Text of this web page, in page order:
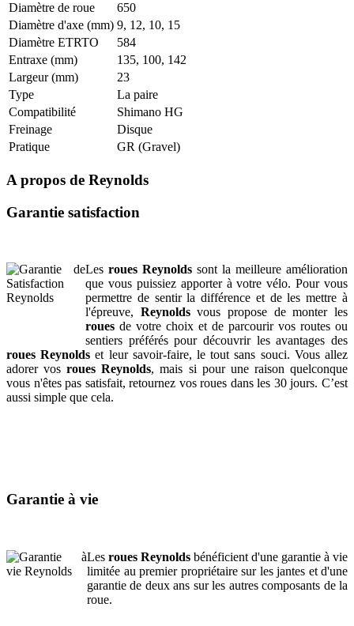
Diamètre de roue
650
Diamètre d'axe (mm) 9, 12, 10, 15
Diamètre ETRTO
584
Entraxe (mm)
135, 100, 142
Largeur (mm)
23
Type
La paire
Compatibilité
Shimano HG
Freinage
Disque
Pratique
GR (Gravel)
A propos de Reynolds
Garantie satisfaction
Les roues Reynolds sont la meilleure amélioration
que vous puissiez apporter à votre vélo. Pour vous
permettre de sentir la différence et de les mettre à
l'épreuve, Reynoldsvous propose de monter les
roues de votre choix et de parcourir vos routes ou
sentiers préférés pour découvrir les avantages des
roues Reynolds et leur savoir-faire, le tout sans souci. Vous allez
adorer vosroues Reynolds, mais si pour une raison quelconque
vous n'êtes pas satisfait, retournez vos roues dans les 30 jours. C’est
aussi simple que cela.
Garantie à vie
Les roues Reynolds bénéficient d'une garantie à vie
limitée au premier propriétaire sur les jantes et d'une
garantie de deux ans sur les autres composants de la
roue.